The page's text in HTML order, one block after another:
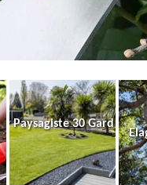
Paysagiste 30 Gard